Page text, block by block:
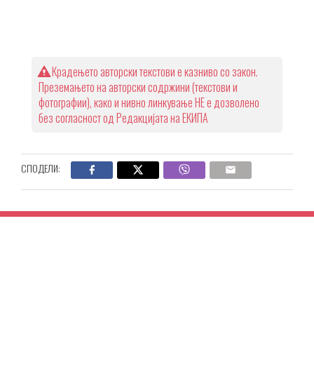
Крадењето авторски текстови е казниво со закон.
Преземањето на авторски содржини (текстови и
фотографии), како и нивно линкување НЕ е дозволено
без согласност од Редакцијата на ЕКИПА
СПОДЕЛИ: